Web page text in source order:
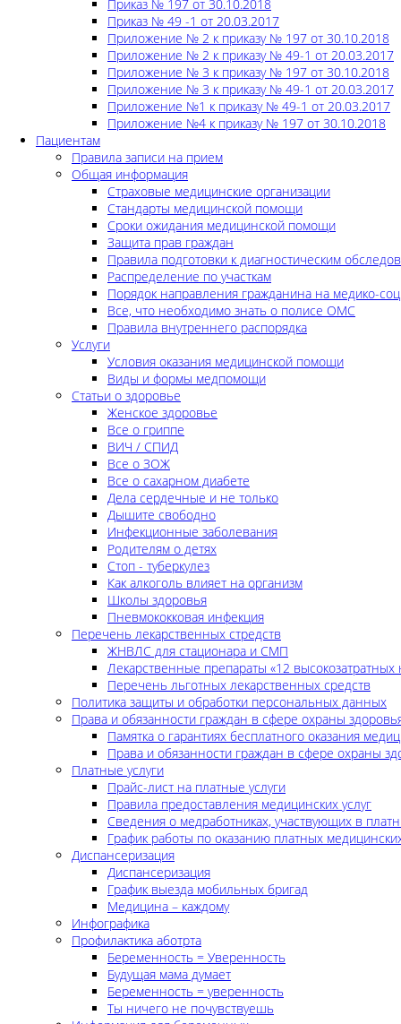
Приказ № 197 от 30.10.2018
Приказ № 49 -1 от 20.03.2017
Приложение № 2 к приказу № 197 от 30.10.2018
Приложение № 2 к приказу № 49-1 от 20.03.2017
Приложение № 3 к приказу № 197 от 30.10.2018
Приложение № 3 к приказу № 49-1 от 20.03.2017
Приложение №1 к приказу № 49-1 от 20.03.2017
Приложение №4 к приказу № 197 от 30.10.2018
Пациентам
Правила записи на прием
Общая информация
Страховые медицинские организации
Стандарты медицинской помощи
Сроки ожидания медицинской помощи
Защита прав граждан
Правила подготовки к диагностическим
Распределение по участкам
Порядок направления гражданина на медико-
Все, что необходимо знать о полисе ОМС
Правила внутреннего распорядка
Услуги
Условия оказания медицинской помощи
Виды и формы медпомощи
Статьи о здоровье
Женское здоровье
Все о гриппе
ВИЧ / СПИД
Все о ЗОЖ
Все о сахарном диабете
Дела сердечные и не только
Дышите свободно
Инфекционные заболевания
Родителям о детях
Стоп - туберкулез
Как алкоголь влияет на организм
Школы здоровья
Пневмококковая инфекция
Перечень лекарственных стредств
ЖНВЛС для стационара и СМП
Лекарственные препараты «12 высокозатратных
Перечень льготных лекарственных средств
Политика защиты и обработки персональных данных
Права и обязанности граждан в сфере охраны
Памятка о гарантиях бесплатного оказания
Права и обязанности граждан в сфере охраны
Платные услуги
Прайс-лист на платные услуги
Правила предоставления медицинских услуг
Сведения о медработниках, участвующих в
График работы по оказанию платных
Диспансеризация
Диспансеризация
График выезда мобильных бригад
Медицина – каждому
Инфографика
Профилактика аботрта
Беременность = Уверенность
Будущая мама думает
Беременность = уверенность
Ты ничего не почувствуешь